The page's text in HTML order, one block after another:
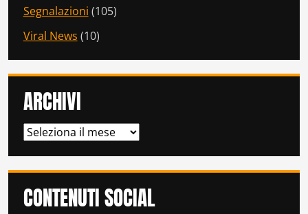
Segnalazioni (105)
Viral News (10)
ARCHIVI
ARCHIVI
CONTENUTI SOCIAL